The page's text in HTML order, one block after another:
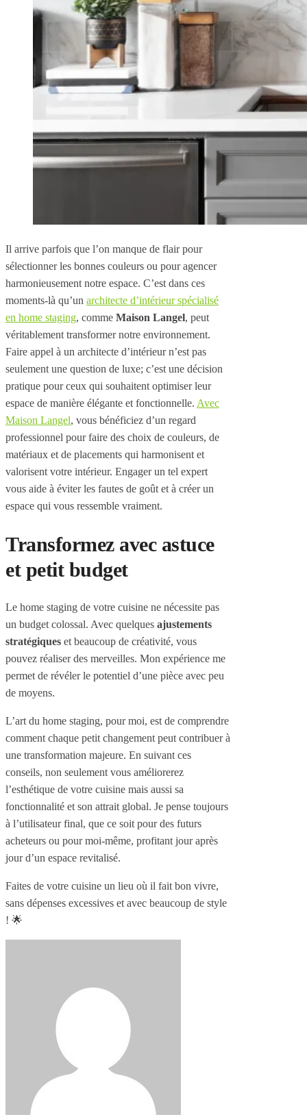
Il arrive parfois que l’on manque de flair pour
sélectionner les bonnes couleurs ou pour agencer
harmonieusement notre espace. C’est dans ces
moments-là qu’un architecte d’intérieur spécialisé
en home staging, comme Maison Langel, peut
véritablement transformer notre environnement.
Faire appel à un architecte d’intérieur n’est pas
seulement une question de luxe; c’est une décision
pratique pour ceux qui souhaitent optimiser leur
espace de manière élégante et fonctionnelle. Avec
Maison Langel, vous bénéficiez d’un regard
professionnel pour faire des choix de couleurs, de
matériaux et de placements qui harmonisent et
valorisent votre intérieur. Engager un tel expert
vous aide à éviter les fautes de goût et à créer un
espace qui vous ressemble vraiment.
Transformez avec astuce
et petit budget
Le home staging de votre cuisine ne nécessite pas
un budget colossal. Avec quelques ajustements
stratégiques et beaucoup de créativité, vous
pouvez réaliser des merveilles. Mon expérience me
permet de révéler le potentiel d’une pièce avec peu
de moyens.
L’art du home staging, pour moi, est de comprendre
comment chaque petit changement peut contribuer à
une transformation majeure. En suivant ces
conseils, non seulement vous améliorerez
l’esthétique de votre cuisine mais aussi sa
fonctionnalité et son attrait global. Je pense toujours
à l’utilisateur final, que ce soit pour des futurs
acheteurs ou pour moi-même, profitant jour après
jour d’un espace revitalisé.
Faites de votre cuisine un lieu où il fait bon vivre,
sans dépenses excessives et avec beaucoup de style
! 🌟